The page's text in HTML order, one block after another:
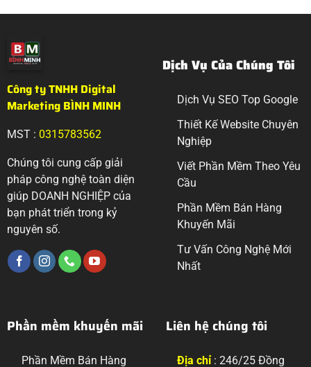
Công ty TNHH Digital
Marketing BÌNH MINH
MST : 0315783562
Chúng tôi cung cấp giải
pháp công nghệ toàn diện
giúp DOANH NGHIỆP của
bạn phát triển trong kỷ
nguyên số.
Dịch Vụ Của Chúng Tôi
Dịch Vụ SEO Top Google
Thiết Kế Website Chuyên
Nghiệp
Viết Phần Mềm Theo Yêu
Cầu
Phần Mềm Bán Hàng
Khuyến Mãi
Tư Vấn Công Nghệ Mới
Nhất
Phần mềm khuyến mãi
Phần Mềm Bán Hàng
Liên hệ chúng tôi
Địa chỉ: 246/25 Đồng